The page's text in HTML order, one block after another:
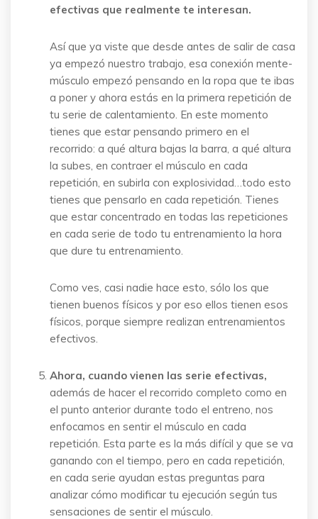
efectivas que realmente te interesan.
Así que ya viste que desde antes de salir de casa
ya empezó nuestro trabajo, esa conexión mente-
músculo empezó pensando en la ropa que te ibas
a poner y ahora estás en la primera repetición de
tu serie de calentamiento. En este momento
tienes que estar pensando primero en el
recorrido: a qué altura bajas la barra, a qué altura
la subes, en contraer el músculo en cada
repetición, en subirla con explosividad…todo esto
tienes que pensarlo en cada repetición. Tienes
que estar concentrado en todas las repeticiones
en cada serie de todo tu entrenamiento la hora
que dure tu entrenamiento.
Como ves, casi nadie hace esto, sólo los que
tienen buenos físicos y por eso ellos tienen esos
físicos, porque siempre realizan entrenamientos
efectivos.
Ahora, cuando vienen las serie efectivas,
además de hacer el recorrido completo como en
el punto anterior durante todo el entreno, nos
enfocamos en sentir el músculo en cada
repetición. Esta parte es la más difícil y que se va
ganando con el tiempo, pero en cada repetición,
en cada serie ayudan estas preguntas para
analizar cómo modificar tu ejecución según tus
sensaciones de sentir el músculo.